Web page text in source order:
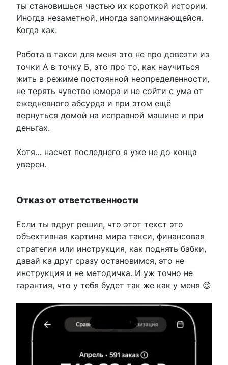
ты становишься частью их короткой истории.
Иногда незаметной, иногда запоминающейся.
Когда как.
Работа в такси для меня это не про довезти из
точки А в точку Б, это про то, как научиться
жить в режиме постоянной неопределенности,
не терять чувство юмора и не сойти с ума от
ежедневного абсурда и при этом ещё
вернуться домой на исправной машине и при
деньгах.
Хотя… насчет последнего я уже не до конца
уверен.
Отказ от ответственности
Если ты вдруг решил, что этот текст это
объективная картина мира такси, финансовая
стратегия или инструкция, как поднять бабки,
давай ка друг сразу остановимся, это не
инструкция и не методичка. И уж точно не
гарантия, что у тебя будет так же как у меня 😉